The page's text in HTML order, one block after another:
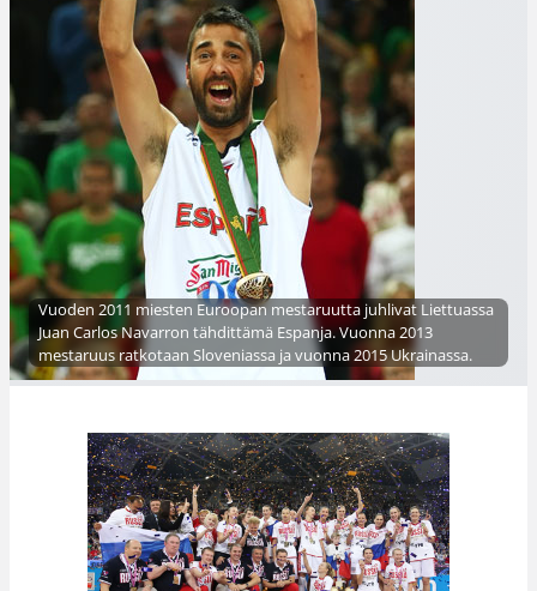
Vuoden 2011 miesten Euroopan mestaruutta juhlivat Liettuassa
Juan Carlos Navarron tähdittämä Espanja. Vuonna 2013
mestaruus ratkotaan Sloveniassa ja vuonna 2015 Ukrainassa.